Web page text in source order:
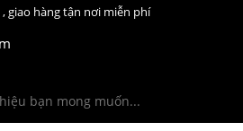
giao hàng tận nơi miễn phí